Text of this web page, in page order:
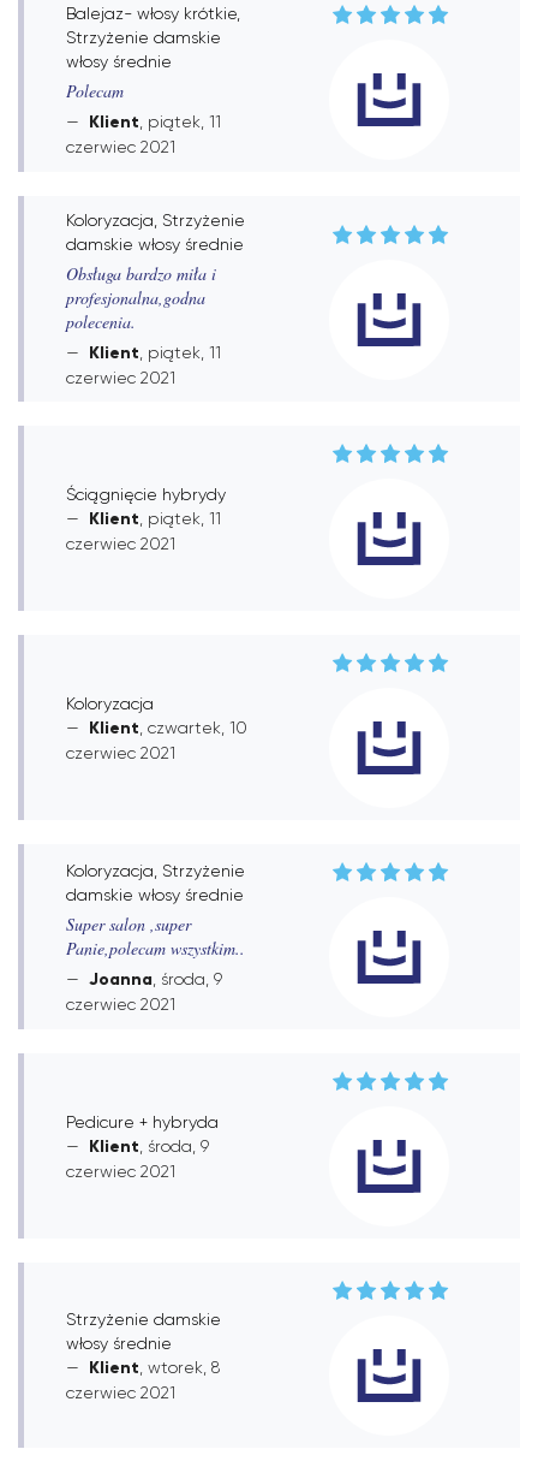
Balejaz- włosy krótkie,
Strzyżenie damskie
włosy średnie
Polecam
Klient , piątek, 11
czerwiec 2021
Koloryzacja, Strzyżenie
damskie włosy średnie
Obsługa bardzo miła i
profesjonalna,godna
polecenia.
Klient , piątek, 11
czerwiec 2021
Ściągnięcie hybrydy
Klient , piątek, 11
czerwiec 2021
Koloryzacja
Klient , czwartek, 10
czerwiec 2021
Koloryzacja, Strzyżenie
damskie włosy średnie
Super salon ,super
Panie,polecam wszystkim..
Joanna , środa, 9
czerwiec 2021
Pedicure + hybryda
Klient , środa, 9
czerwiec 2021
Strzyżenie damskie
włosy średnie
Klient , wtorek, 8
czerwiec 2021